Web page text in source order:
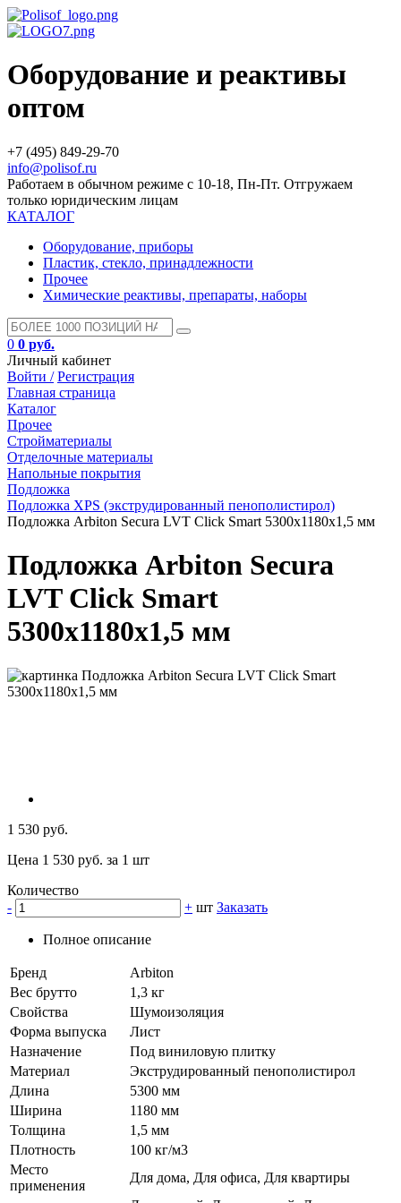
Оборудование и реактивы
оптом
+7 (495) 849-29-70
info@polisof.ru
Работаем в обычном режиме с 10-18, Пн-Пт. Отгружаем
только юридическим лицам
КАТАЛОГ
Оборудование, приборы
Пластик, стекло, принадлежности
Прочее
Химические реактивы, препараты, наборы
0 0 руб.
Личный кабинет
Войти / Регистрация
Главная страница
Каталог
Прочее
Стройматериалы
Отделочные материалы
Напольные покрытия
Подложка
Подложка XPS (экструдированный пенополистирол)
Подложка Arbiton Secura LVT Click Smart 5300х1180х1,5 мм
Подложка Arbiton Secura
LVT Click Smart
5300х1180х1,5 мм
1 530 руб.
Цена 1 530 руб. за 1 шт
Количество
-
+ шт Заказать
Полное описание
Бренд
Arbiton
Вес брутто
1,3 кг
Свойства
Шумоизоляция
Форма выпуска
Лист
Назначение
Под виниловую плитку
Материал
Экструдированный пенополистирол
Длина
5300 мм
Ширина
1180 мм
Толщина
1,5 мм
Плотность
100 кг/м3
Место
применения
Для дома, Для офиса, Для квартиры